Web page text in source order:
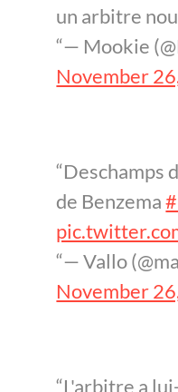
un arbitre
— Mookie
November
Deschamps
de Benzema
— Vallo
November
L'arbitre a